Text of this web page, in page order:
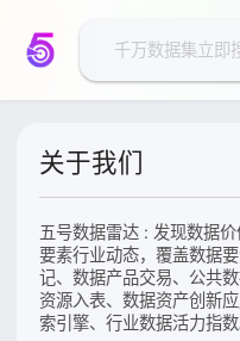
关于我们
五号数据雷达 : 发现数据
要素行业动态，覆盖数据
记、数据产品交易、公共
资源入表、数据资产创新
索引擎、行业数据活力指数